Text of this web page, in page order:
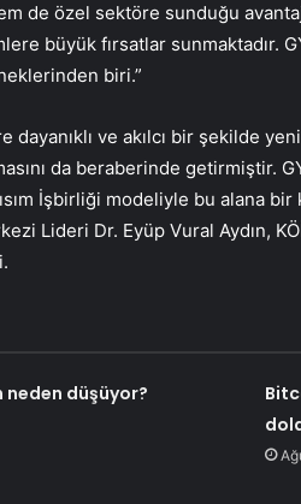
de özel sektöre sunduğu
büyük fırsatlar sunmaktadır.
biri.”
dayanıklı ve akılcı bir şekilde
da beraberinde getirmiştir.
İşbirliği modeliyle bu alana
Lideri Dr. Eyüp Vural Aydın,
neden düşüyor?